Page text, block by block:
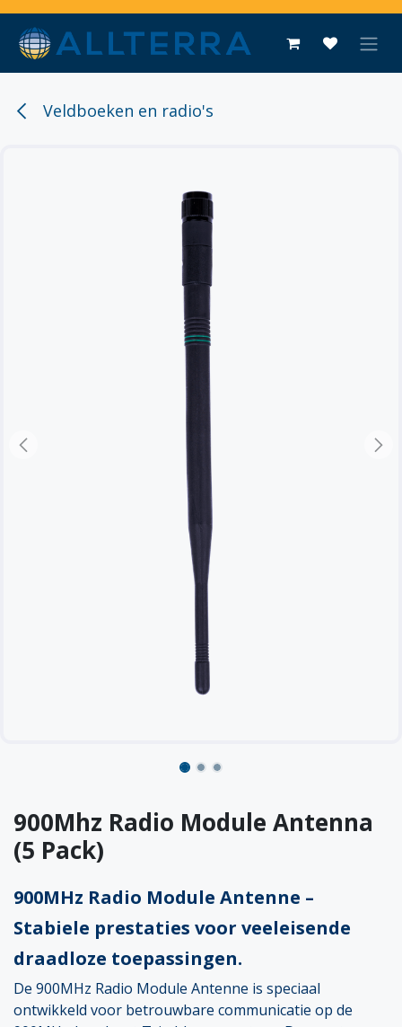
Overslaan naar inhoud
Veldboeken en radio's
900Mhz Radio Module Antenna
(5 Pack)
900MHz Radio Module Antenne –
Stabiele prestaties voor veeleisende
draadloze toepassingen.
De 900MHz Radio Module Antenne is speciaal
ontwikkeld voor betrouwbare communicatie op de